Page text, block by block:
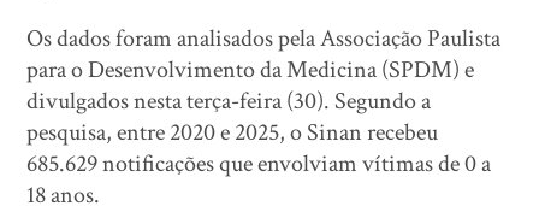
Os dados foram analisados pela Associação Paulista
para o Desenvolvimento da Medicina (SPDM) e
divulgados nesta terça-feira (30). Segundo a
pesquisa, entre 2020 e 2025, o Sinan recebeu
685.629 notificações que envolviam vítimas de 0 a
18 anos.